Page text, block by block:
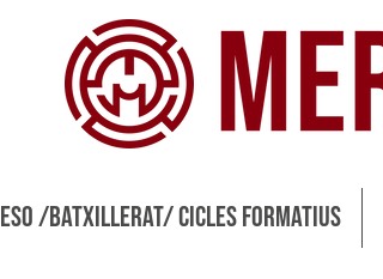
ESO /Batxillerat/ Cicles formatius
ESO /Batxillerat/ Cicles formatius